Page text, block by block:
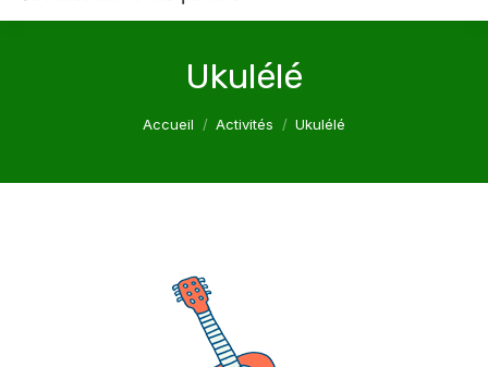
Ukulélé
Vous êtes ici :
Accueil Activités Ukulélé